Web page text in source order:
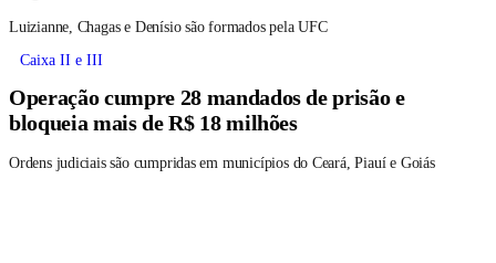
Luizianne, Chagas e Denísio são formados pela UFC
Caixa II e III
Operação cumpre 28 mandados de prisão e
bloqueia mais de R$ 18 milhões
Ordens judiciais são cumpridas em municípios do Ceará, Piauí e Goiás